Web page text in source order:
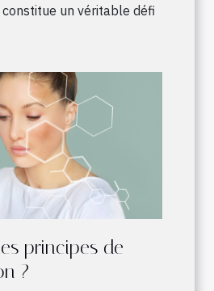
un véritable défi
principes de
?